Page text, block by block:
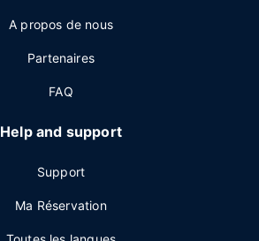
A propos de nous
Partenaires
FAQ
Help and support
Support
Ma Réservation